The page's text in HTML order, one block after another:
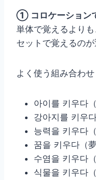
① コロケーション
単体で覚えるより
セットで覚えるのが
よく使う組み合わせ
아이를 키우다
강아지를 키우
능력을 키우다
꿈을 키우다（
수염을 키우다
식물을 키우다